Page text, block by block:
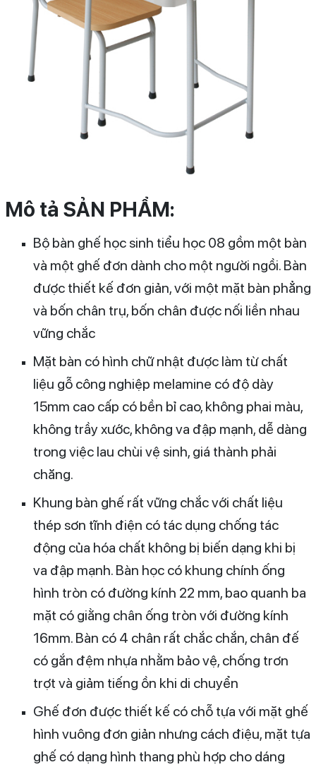
Mô tả SẢN PHẨM:
Bộ bàn ghế học sinh tiểu học 08 gồm một bàn
và một ghế đơn dành cho một người ngồi. Bàn
được thiết kế đơn giản, với một mặt bàn phẳng
và bốn chân trụ, bốn chân được nối liền nhau
vững chắc
Mặt bàn có hình chữ nhật được làm từ chất
liệu gỗ công nghiệp melamine có độ dày
15mm cao cấp có bền bỉ cao, không phai màu,
không trầy xước, không va đập mạnh, dễ dàng
trong việc lau chùi vệ sinh, giá thành phải
chăng.
Khung bàn ghế rất vững chắc với chất liệu
thép sơn tĩnh điện có tác dụng chống tác
động của hóa chất không bị biến dạng khi bị
va đập mạnh. Bàn học có khung chính ống
hình tròn có đường kính 22 mm, bao quanh ba
mặt có giằng chân ống tròn với đường kính
16mm. Bàn có 4 chân rất chắc chắn, chân đế
có gắn đệm nhựa nhằm bảo vệ, chống trơn
trợt và giảm tiếng ồn khi di chuyển
Ghế đơn được thiết kế có chỗ tựa với mặt ghế
hình vuông đơn giản nhưng cách điệu, mặt tựa
ghế có dạng hình thang phù hợp cho dáng